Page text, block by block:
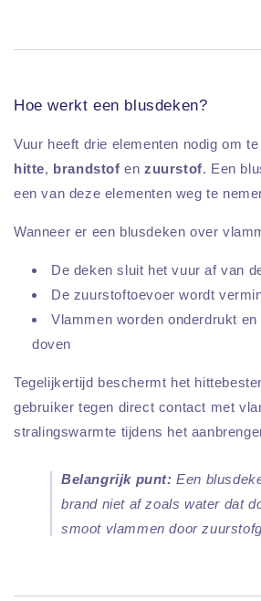
Hoe werkt een blusdeken?
Vuur heeft drie elementen nodig om
hitte, brandstof enzuurstof. Een
een van deze elementen weg te
Wanneer er een blusdeken over
De deken sluit het vuur af van
De zuurstoftoevoer wordt
Vlammen worden onderdrukt
doven
Tegelijkertijd beschermt het
gebruiker tegen direct contact met
stralingswarmte tijdens het
Belangrijk punt: Een
brand niet af zoals water dat
smoot vlammen door